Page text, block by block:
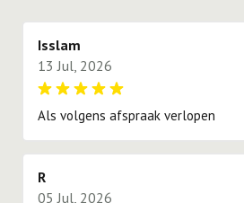
Isslam
13 Jul, 2026
Als volgens afspraak verlopen
R
05 Jul, 2026